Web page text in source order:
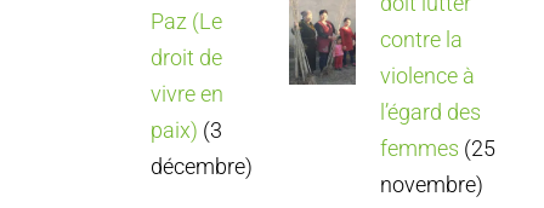
Paz (Le
droit de
vivre en
paix) (3
décembre)
contre la
violence à
l’égard des
femmes (25
novembre)